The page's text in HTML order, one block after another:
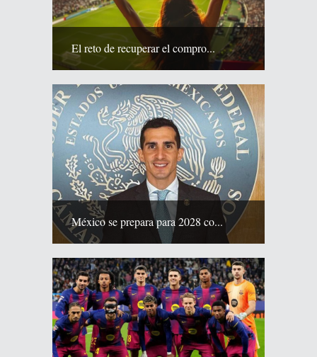
El reto de recuperar el compro...
México se prepara para 2028 co...